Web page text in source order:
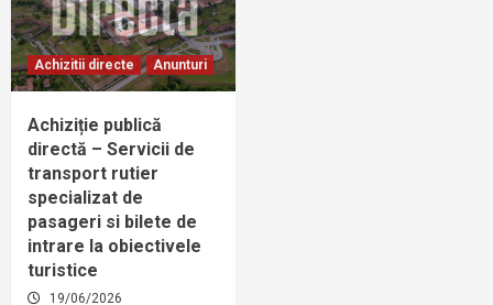
Achizitii directe Anunturi
Achiziție publică
directă – Servicii de
transport rutier
specializat de
pasageri si bilete de
intrare la obiectivele
turistice
19/06/2026